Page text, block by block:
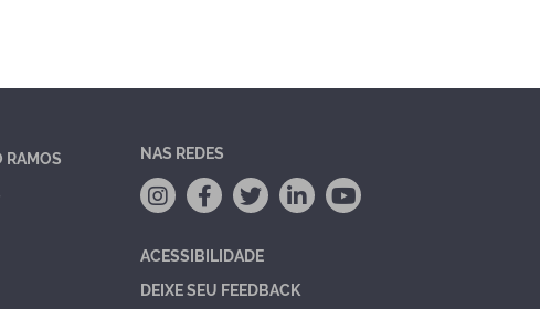
RAMOS
NAS REDES
ACESSIBILIDADE
DEIXE SEU FEEDBACK